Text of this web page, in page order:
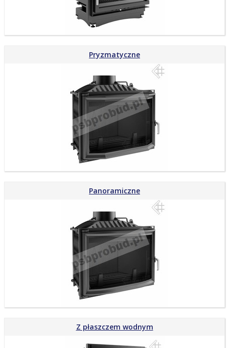
Pryzmatyczne
Panoramiczne
Z płaszczem wodnym